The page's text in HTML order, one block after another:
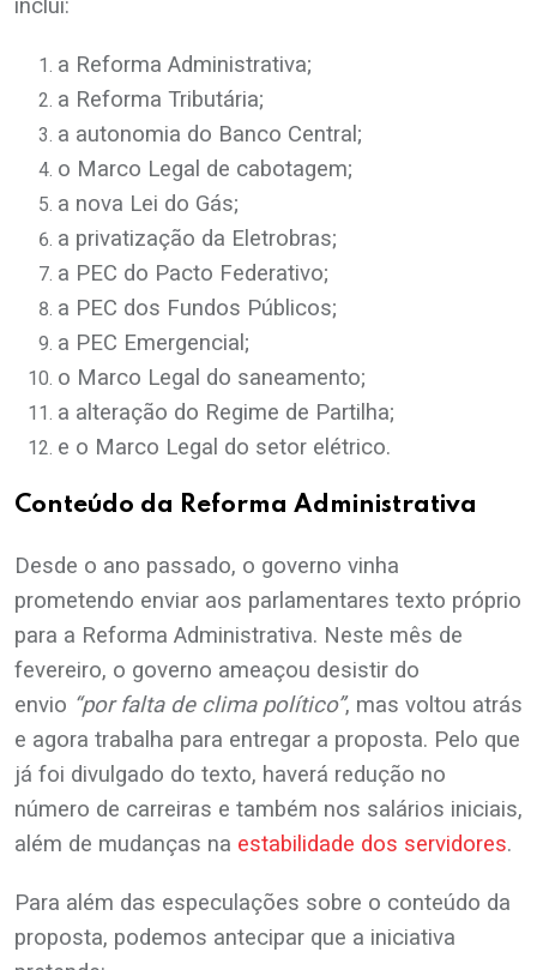
inclui:
a Reforma Administrativa;
a Reforma Tributária;
a autonomia do Banco Central;
o Marco Legal de cabotagem;
a nova Lei do Gás;
a privatização da Eletrobras;
a PEC do Pacto Federativo;
a PEC dos Fundos Públicos;
a PEC Emergencial;
o Marco Legal do saneamento;
a alteração do Regime de Partilha;
e o Marco Legal do setor elétrico.
Conteúdo da Reforma Administrativa
Desde o ano passado, o governo vinha
prometendo enviar aos parlamentares texto próprio
para a Reforma Administrativa. Neste mês de
fevereiro, o governo ameaçou desistir do
envio “por falta de clima político”, mas voltou atrás
e agora trabalha para entregar a proposta. Pelo que
já foi divulgado do texto, haverá redução no
número de carreiras e também nos salários iniciais,
além de mudanças na estabilidade dos servidores.
Para além das especulações sobre o conteúdo da
proposta, podemos antecipar que a iniciativa